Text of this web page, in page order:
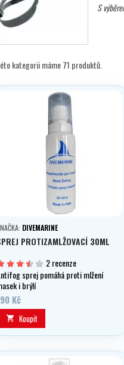
S
kategorii máme 71 produktů.
DIVEMARINE
PROTIZAMLŽOVACÍ 30ML
2 recenze
sprej pomáhá proti mlžení
i brýlí
Kč
 Koupit